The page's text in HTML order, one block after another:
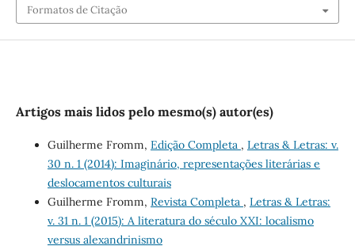
Formatos de Citação
Artigos mais lidos pelo mesmo(s) autor(es)
Guilherme Fromm, Edição Completa , Letras & Letras: v.
30 n. 1 (2014): Imaginário, representações literárias e
deslocamentos culturais
Guilherme Fromm, Revista Completa , Letras & Letras:
v. 31 n. 1 (2015): A literatura do século XXI: localismo
versus alexandrinismo